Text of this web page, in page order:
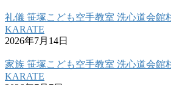
礼儀 笹塚こども空手教室 洗心道会館
KARATE
2026年7月14日
家族 笹塚こども空手教室 洗心道会館
KARATE